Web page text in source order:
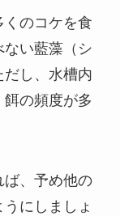
のコケを食
い藍藻（シ
し、水槽内
の頻度が多
ば、予め他の
にしましょ